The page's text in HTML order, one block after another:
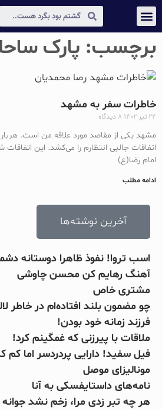
برچسب: پارک
خاطرات سفر به مشهد
۲۴ تیر ۱۴۰۲ ۸ دیدگاه
مشهد یکی از مقاصد مورد علاقه من است.
اتفاقات جالبی انتظارم را می‌کشد. این اتفاقات
امام رضا(ع)
ادامه مطلب
آخرین نوشته‌ها
اسب تروا! نفوذ ظاهرا دوستانه
آهنگ رهایم کن محسن چاوشی
مشتری خاص
چو مضمون بلند افتاده‌ام در خاطر
فرزند زمانه خود بودن!
ملاقات با پیرزنی که غمگینم کرد!
فیل سفید! دارایی پردردسر اما کم
مونالیزای موصل
نامه‌های داستایفسکی به آنا
هر چه تبر زدی مرا، زخم نشد
جرج بست
بریل امبولو
جانلوکا
صلاح یا شورله
کینگزلی کومان